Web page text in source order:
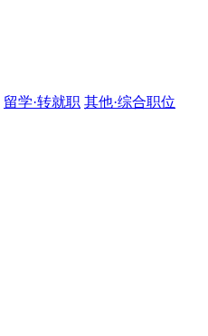
留学·转就职 其他·综合职位